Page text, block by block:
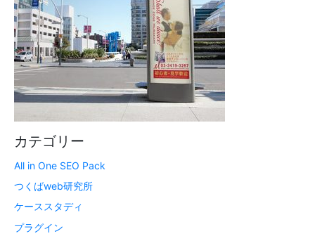
カテゴリー
All in One SEO Pack
つくばweb研究所
ケーススタディ
プラグイン